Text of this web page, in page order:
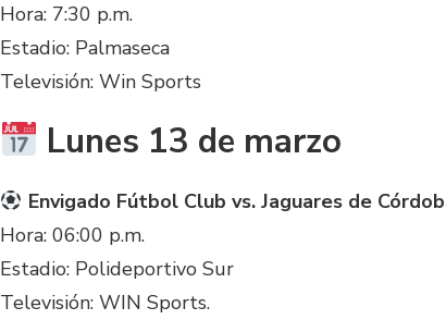
Hora: 7:30 p.m.
Estadio: Palmaseca
Televisión: Win Sports
Lunes 13 de marzo
Envigado Fútbol Club vs. Jaguares de
Hora: 06:00 p.m.
Estadio: Polideportivo Sur
Televisión: WIN Sports.